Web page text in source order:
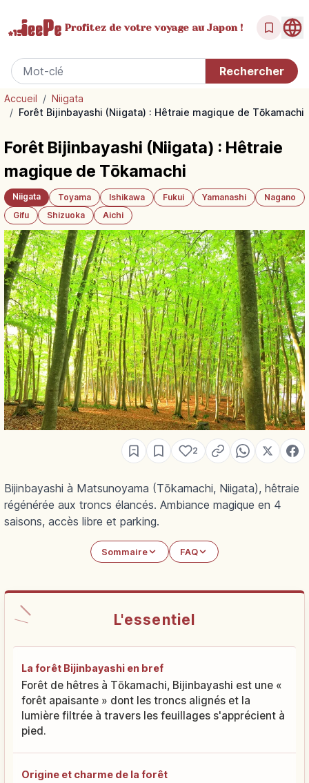
Profitez de votrevoyage au Japon !
Accueil / Niigata
/ Forêt Bijinbayashi (Niigata) : Hêtraie magique de Tōkamachi
Forêt Bijinbayashi (Niigata) : Hêtraie
magique de Tōkamachi
Niigata Toyama Ishikawa Fukui Yamanashi
Nagano
Gifu
Shizuoka Aichi
2
Bijinbayashi à Matsunoyama (Tōkamachi, Niigata), hêtraie
régénérée aux troncs élancés. Ambiance magique en 4
saisons, accès libre et parking.
Sommaire FAQ
L'essentiel
La forêt Bijinbayashi en bref
Forêt de hêtres à Tōkamachi, Bijinbayashi est une «
forêt apaisante » dont les troncs alignés et la
lumière filtrée à travers les feuillages s'apprécient à
pied.
Origine et charme de la forêt